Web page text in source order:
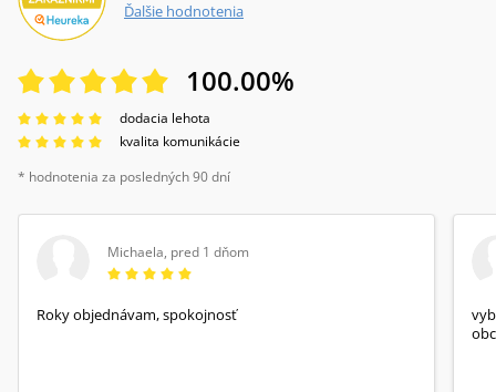
Ďalšie hodnotenia
100.00%
dodacia lehota
kvalita komunikácie
* hodnotenia za posledných 90 dní
Michaela, pred 1 dňom
Roky objednávam, spokojnosť